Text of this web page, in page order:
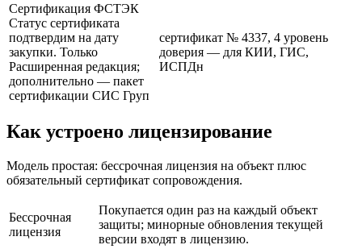
Сертификация ФСТЭК
Статус сертификата
подтвердим на дату
закупки. Только
Расширенная редакция;
дополнительно — пакет
сертификации СИС Груп
сертификат № 4337, 4 уровень
доверия — для КИИ, ГИС,
ИСПДн
Как устроено лицензирование
Модель простая: бессрочная лицензия на объект плюс
обязательный сертификат сопровождения.
Бессрочная
лицензия
Покупается один раз на каждый объект
защиты; минорные обновления текущей
версии входят в лицензию.